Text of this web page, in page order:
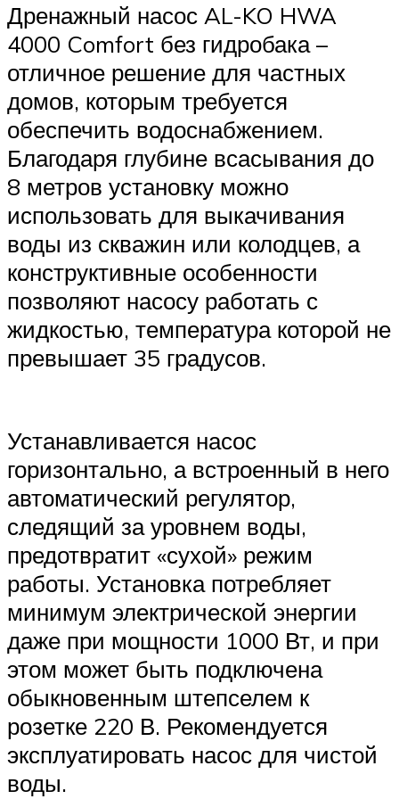
Дренажный насос AL-KO HWA
4000 Comfort без гидробака –
отличное решение для частных
домов, которым требуется
обеспечить водоснабжением.
Благодаря глубине всасывания до
8 метров установку можно
использовать для выкачивания
воды из скважин или колодцев, а
конструктивные особенности
позволяют насосу работать с
жидкостью, температура которой не
превышает 35 градусов.
Устанавливается насос
горизонтально, а встроенный в него
автоматический регулятор,
следящий за уровнем воды,
предотвратит «сухой» режим
работы. Установка потребляет
минимум электрической энергии
даже при мощности 1000 Вт, и при
этом может быть подключена
обыкновенным штепселем к
розетке 220 В. Рекомендуется
эксплуатировать насос для чистой
воды.